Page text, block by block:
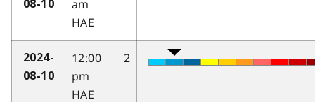
08-10
am
HAE
2024-
08-10
12:00
pm
HAE
2